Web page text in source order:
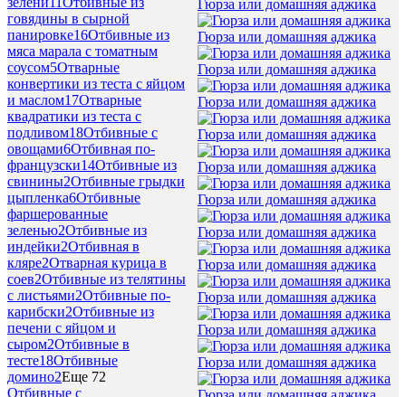
говядины в сырной
панировке16Отбивные из
мяса марала с томатным
соусом5Отварные
конвертики из теста с яйцом
и маслом17Отварные
квадратики из теста с
подливом18Отбивные с
овощами6Отбивная по-
французски14Отбивные из
свинины2Отбивные грыдки
цыпленка6Отбивные
фаршерованные
зеленью2Отбивные из
индейки2Отбивная в
кляре2Отварная курица в
соев2Отбивные из телятины
с листьями2Отбивные по-
карибски2Отбивные из
печени с яйцом и
сыром2Отбивные в
тесте18Отбивные
домино2Еще 72
Отбивные с
Гюрза или домашняя аджика
Гюрза или домашняя аджика
Гюрза или домашняя аджика
Гюрза или домашняя аджика
Гюрза или домашняя аджика
Гюрза или домашняя аджика
Гюрза или домашняя аджика
Гюрза или домашняя аджика
Гюрза или домашняя аджика
Гюрза или домашняя аджика
Гюрза или домашняя аджика
Гюрза или домашняя аджика